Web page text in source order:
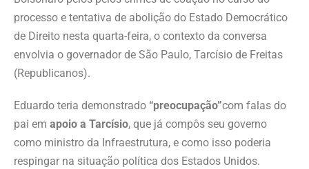
processo e tentativa de abolição do Estado Democrático
de Direito nesta quarta-feira, o contexto da conversa
envolvia o governador de São Paulo, Tarcísio de Freitas
(Republicanos).
Eduardo teria demonstrado “preocupação”com falas do
pai em apoio a Tarcísio, que já compôs seu governo
como ministro da Infraestrutura, e como isso poderia
respingar na situação política dos Estados Unidos.